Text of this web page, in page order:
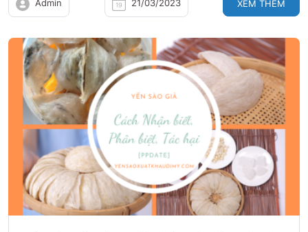
Admin 21/03/2023 XEM THÊM